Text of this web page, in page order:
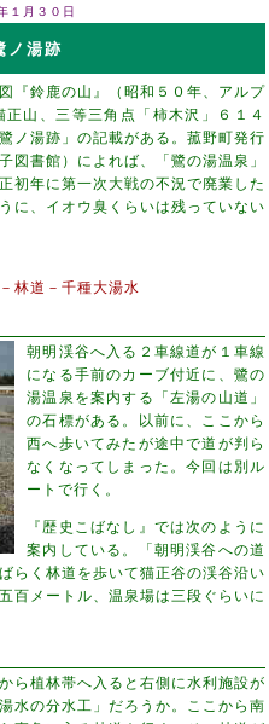
１月３０日
ノ湯跡
『鈴鹿の山』（昭和５０年、アルプ
山、三等三角点「柿木沢」６１４
ノ湯跡」の記載がある。菰野町発行
図書館）によれば、「鷺の湯温泉」
初年に第一次大戦の不況で廃業した
に、イオウ臭くらいは残っていない
林道－千種大湯水
朝明渓谷へ入る２車線道が１車線
になる手前のカーブ付近に、鷺の
湯温泉を案内する「左湯の山道」
の石標がある。以前に、ここから
西へ歩いてみたが途中で道が判ら
なくなってしまった。今回は別ル
ートで行く。
『歴史こばなし』では次のように
案内している。「朝明渓谷への道
らく林道を歩いて猫正谷の渓谷沿い
百メートル、温泉場は三段ぐらいに
ら植林帯へ入ると右側に水利施設が
水の分水工」だろうか。ここから南